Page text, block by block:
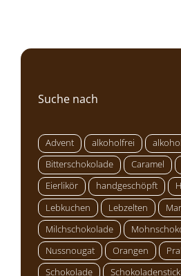
Suche nach
Advent alkoholfrei
Bitterschokolade
Caramel
Eierlikör
handgeschöpft
Lebkuchen
Lebzelten
Milchschokolade
Nussnougat
Orangen
Schokolade
Schokoladenstick